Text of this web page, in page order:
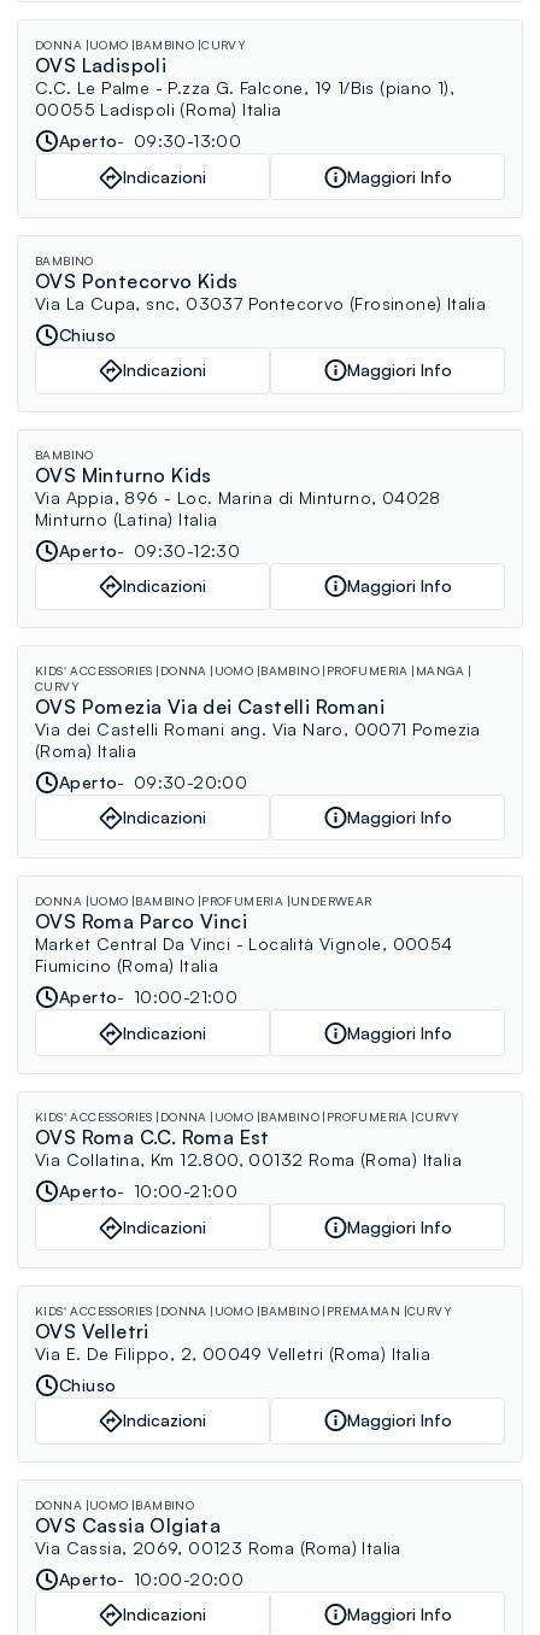
DONNA UOMO BAMBINO CURVY
OVS Ladispoli
C.C. Le Palme - P.zza G. Falcone, 19 1/Bis (piano 1),
00055 Ladispoli (Roma) Italia
Aperto
09:30-13:00
Indicazioni
Maggiori Info
BAMBINO
OVS Pontecorvo Kids
Via La Cupa, snc, 03037 Pontecorvo (Frosinone) Italia
Chiuso
Indicazioni
Maggiori Info
BAMBINO
OVS Minturno Kids
Via Appia, 896 - Loc. Marina di Minturno, 04028
Minturno (Latina) Italia
Aperto
09:30-12:30
Indicazioni
Maggiori Info
KIDS' ACCESSORIES DONNA UOMO BAMBINO PROFUMERIA
MANGA
CURVY
OVS Pomezia Via dei Castelli Romani
Via dei Castelli Romani ang. Via Naro, 00071 Pomezia
(Roma) Italia
Aperto
09:30-20:00
Indicazioni
Maggiori Info
DONNA UOMO BAMBINO PROFUMERIA UNDERWEAR
OVS Roma Parco Vinci
Market Central Da Vinci - Località Vignole, 00054
Fiumicino (Roma) Italia
Aperto
10:00-21:00
Indicazioni
Maggiori Info
KIDS' ACCESSORIES DONNA UOMO BAMBINO PROFUMERIA CURVY
OVS Roma C.C. Roma Est
Via Collatina, Km 12.800, 00132 Roma (Roma) Italia
Aperto
10:00-21:00
Indicazioni
Maggiori Info
KIDS' ACCESSORIES DONNA UOMO BAMBINO PREMAMAN CURVY
OVS Velletri
Via E. De Filippo, 2, 00049 Velletri (Roma) Italia
Chiuso
Indicazioni
Maggiori Info
DONNA UOMO BAMBINO
OVS Cassia Olgiata
Via Cassia, 2069, 00123 Roma (Roma) Italia
Aperto
10:00-20:00
Indicazioni
Maggiori Info